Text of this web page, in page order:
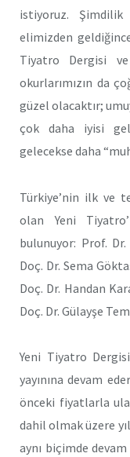
istiyoruz. Şimdilik
elimizden
Tiyatro Dergisi ve
okurlarımızın da
güzel olacaktır;
çok daha iyisi
gelecekse daha
Türkiye’nin ilk ve
olan Yeni
bulunuyor: Prof.
Doç. Dr. Sema
Doç. Dr. Handan
Doç. Dr. Gülayşe
Yeni Tiyatro
yayınına devam
önceki fiyatlarla
dahil olmak üzere
aynı biçimde